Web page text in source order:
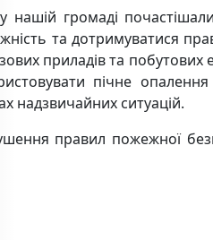
нашій громаді
та дотримуватися
приладів та
пічне
надзвичайних ситуацій.
правил пожежної